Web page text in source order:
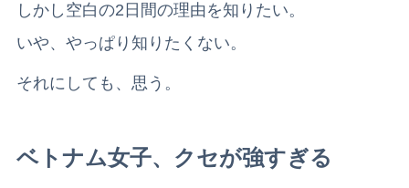
しかし空白の2日間の理由を知りたい。
いや、やっぱり知りたくない。
それにしても、思う。
ベトナム女子、クセが強すぎる